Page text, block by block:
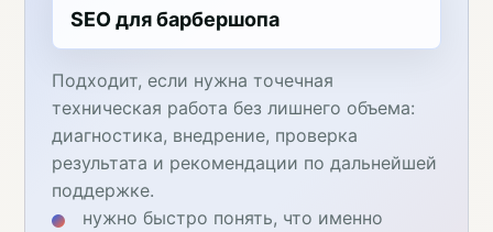
SEO для барбершопа
Подходит, если нужна точечная
техническая работа без лишнего объема:
диагностика, внедрение, проверка
результата и рекомендации по дальнейшей
поддержке.
нужно быстро понять, что именно